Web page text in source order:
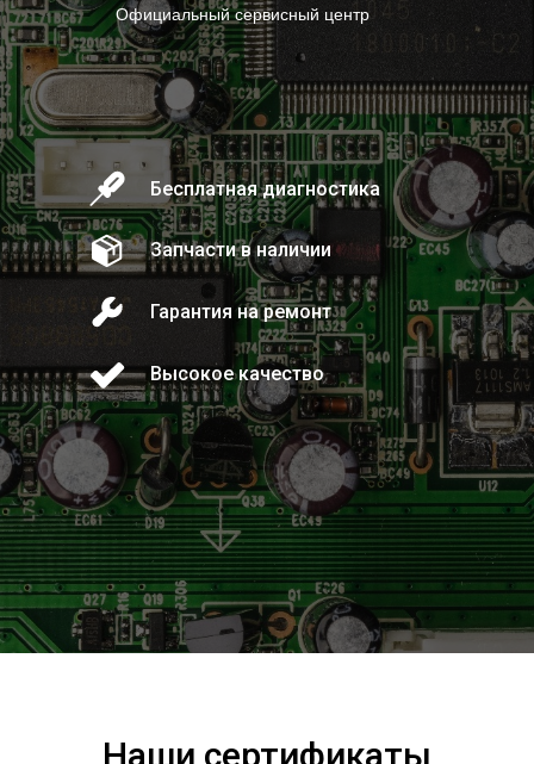
Официальный сервисный центр
Бесплатная диагностика
Запчасти в наличии
Гарантия на ремонт
Высокое качество
Наши сертификаты